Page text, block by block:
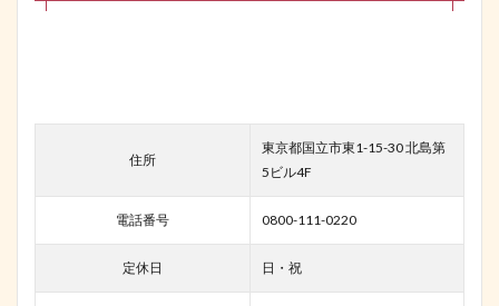
住所
東京都国立市東1-15-30 北島第
5ビル4F
電話番号 0800-111-0220
定休日 日・祝